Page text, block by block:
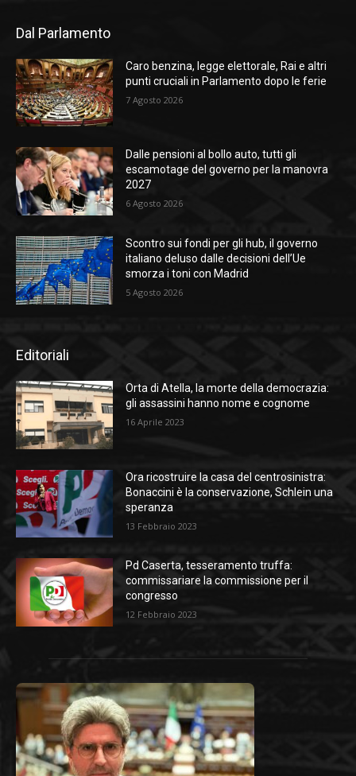
Dal Parlamento
Caro benzina, legge elettorale, Rai e altri
punti cruciali in Parlamento dopo le ferie
7 Agosto 2026
Dalle pensioni al bollo auto, tutti gli
escamotage del governo per la manovra
2027
6 Agosto 2026
Scontro sui fondi per gli hub, il governo
italiano deluso dalle decisioni dell’Ue
smorza i toni con Madrid
5 Agosto 2026
Editoriali
Orta di Atella, la morte della democrazia:
gli assassini hanno nome e cognome
16 Aprile 2023
Ora ricostruire la casa del centrosinistra:
Bonaccini è la conservazione, Schlein una
speranza
13 Febbraio 2023
Pd Caserta, tesseramento truffa:
commissariare la commissione per il
congresso
12 Febbraio 2023